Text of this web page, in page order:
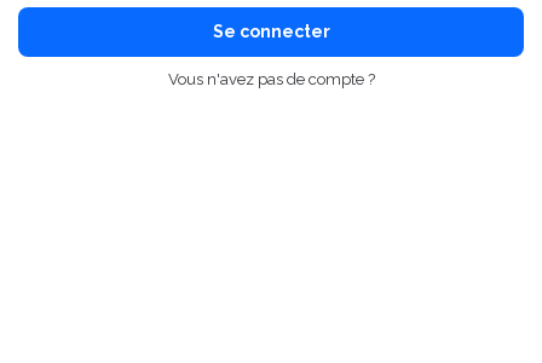
Se connecter
Vous n'avez pas de compte ?